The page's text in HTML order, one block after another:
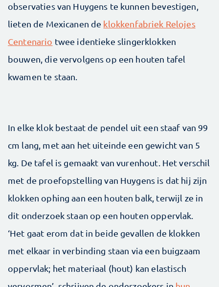
observaties van Huygens te kunnen bevestigen,
lieten de Mexicanen de klokkenfabriek Relojes
Centenario twee identieke slingerklokken
bouwen, die vervolgens op een houten tafel
kwamen te staan.
In elke klok bestaat de pendel uit een staaf van 99
cm lang, met aan het uiteinde een gewicht van 5
kg. De tafel is gemaakt van vurenhout. Het verschil
met de proefopstelling van Huygens is dat hij zijn
klokken ophing aan een houten balk, terwijl ze in
dit onderzoek staan op een houten oppervlak.
‘Het gaat erom dat in beide gevallen de klokken
met elkaar in verbinding staan via een buigzaam
oppervlak; het materiaal (hout) kan elastisch